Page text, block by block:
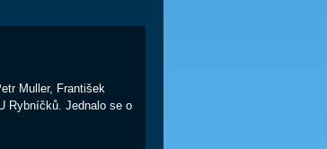
Muller, František
Rybníčků. Jednalo se o